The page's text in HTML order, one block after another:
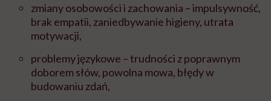
zmiany osobowości i zachowania – impulsywność,
brak empatii, zaniedbywanie higieny, utrata
motywacji,
problemy językowe – trudności z poprawnym
doborem słów, powolna mowa, błędy w
budowaniu zdań,